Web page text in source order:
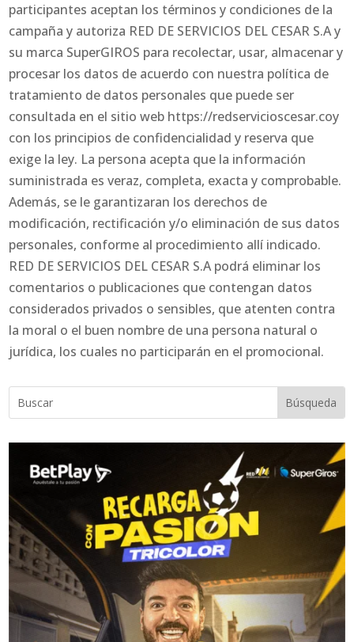
participantes aceptan los términos y condiciones de la
campaña y autoriza RED DE SERVICIOS DEL CESAR S.A y
su marca SuperGIROS para recolectar, usar, almacenar y
procesar los datos de acuerdo con nuestra política de
tratamiento de datos personales que puede ser
consultada en el sitio web https://redservicioscesar.coy
con los principios de confidencialidad y reserva que
exige la ley. La persona acepta que la información
suministrada es veraz, completa, exacta y comprobable.
Además, se le garantizaran los derechos de
modificación, rectificación y/o eliminación de sus datos
personales, conforme al procedimiento allí indicado.
RED DE SERVICIOS DEL CESAR S.A podrá eliminar los
comentarios o publicaciones que contengan datos
considerados privados o sensibles, que atenten contra
la moral o el buen nombre de una persona natural o
jurídica, los cuales no participarán en el promocional.